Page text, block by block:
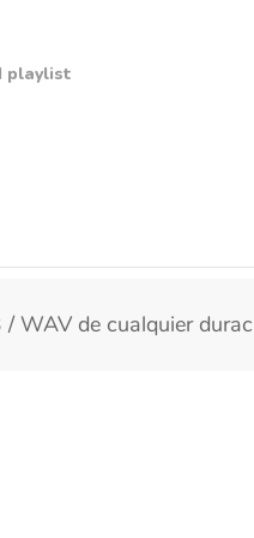
playlist
WAV de cualquier